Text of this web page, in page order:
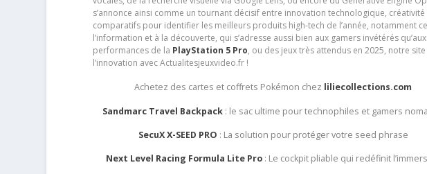
s’annonce ainsi comme un tournant décisif entre innovation technologique,
comparatifs pour identifier les meilleurs produits high-tech de l’année, notamment
l’information et à la découverte, qui s’adresse aussi bien aux gamers invétérés
performances de la PlayStation 5 Pro, ou des jeux très attendus en 2025, notre
l’innovation avec Actualitesjeuxvideo.fr !
Achetez des cartes et coffrets Pokémon chez liliecollections.com
Sandmarc Travel Backpack: le sac ultime pour technophiles et gamers
SecuX X-SEED PRO : La solution pour protéger votre seed phrase
Next Level Racing Formula Lite Pro: Le cockpit pliable qui redéfinit